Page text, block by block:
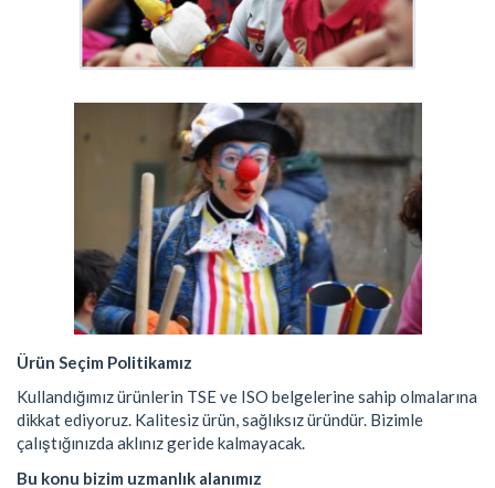
Ürün Seçim Politikamız
Kullandığımız ürünlerin TSE ve ISO belgelerine sahip olmalarına
dikkat ediyoruz. Kalitesiz ürün, sağlıksız üründür. Bizimle
çalıştığınızda aklınız geride kalmayacak.
Bu konu bizim uzmanlık alanımız